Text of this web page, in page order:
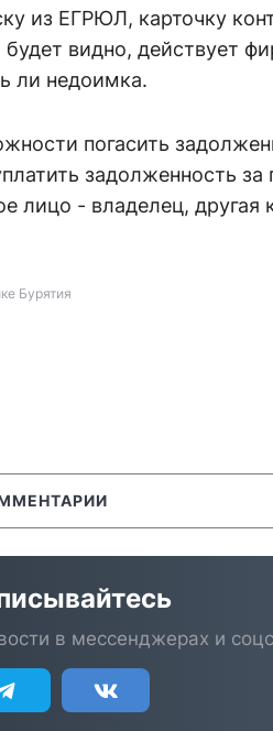
из ЕГРЮЛ, карточку
видно, действует
ли недоимка.
погасить
задолженность за
лицо - владелец, другая
Бурятия
в мессенджерах и